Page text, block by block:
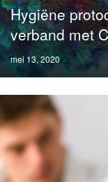
Hygiëne
verband met
Posted
on
mei 13, 2020